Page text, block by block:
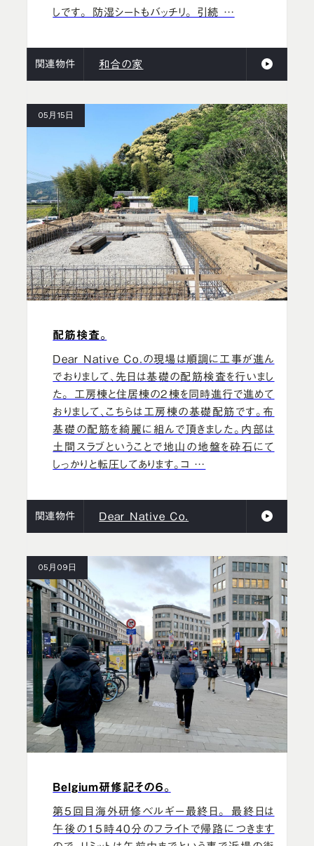
しです。 防湿シートもバッチリ。 引続 …
関連物件 和合の家
05月15日
配筋検査。
Dear Native Co.の現場は順調に工事が進ん
でおりまして、先日は基礎の配筋検査を行いまし
た。 工房棟と住居棟の2棟を同時進行で進めて
おりまして、こちらは工房棟の基礎配筋です。布
基礎の配筋を綺麗に組んで頂きました。内部は
土間スラブということで地山の地盤を砕石にて
しっかりと転圧してあります。コ …
関連物件 Dear Native Co.
05月09日
Belgium研修記その６。
第5回目海外研修ベルギー最終日。 最終日は
午後の15時40分のフライトで帰路につきます